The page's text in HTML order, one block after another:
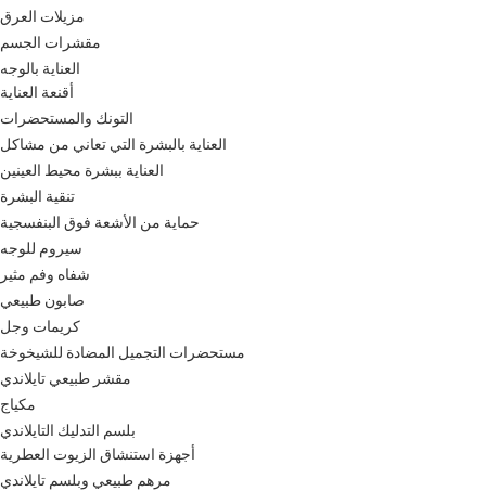
مزيلات العرق
مقشرات الجسم
العناية بالوجه
أقنعة العناية
التونك والمستحضرات
العناية بالبشرة التي تعاني من مشاكل
العناية ببشرة محيط العينين
تنقية البشرة
حماية من الأشعة فوق البنفسجية
سيروم للوجه
شفاه وفم مثير
صابون طبيعي
كريمات وجل
مستحضرات التجميل المضادة للشيخوخة
مقشر طبيعي تايلاندي
مكياج
بلسم التدليك التايلاندي
أجهزة استنشاق الزيوت العطرية
مرهم طبيعي وبلسم تايلاندي